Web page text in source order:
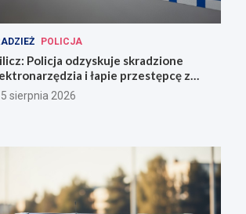
POLICJA
Policja odzyskuje skradzione
i łapie przestępcę z
5 sierpnia 2026